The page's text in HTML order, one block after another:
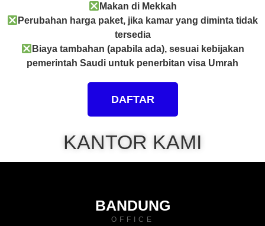
Makan di Mekkah
Perubahan harga paket, jika kamar yang diminta tidak
tersedia
Biaya tambahan (apabila ada), sesuai kebijakan
pemerintah Saudi untuk penerbitan visa Umrah
DAFTAR
KANTOR KAMI
BANDUNG
OFFICE